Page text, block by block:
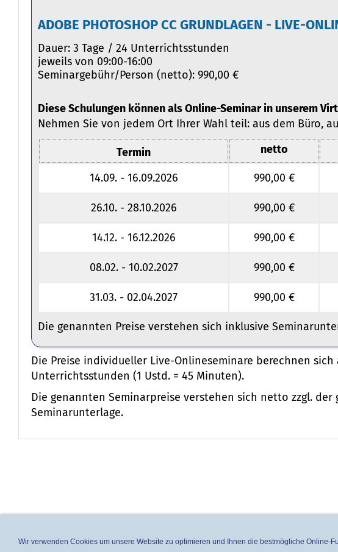
ADOBE PHOTOSHOP CC GRUNDLAGEN - LIVE-
Dauer: 3 Tage / 24 Unterrichtsstunden
jeweils von 09:00-16:00
Seminargebühr/Person (netto): 990,00 €
Diese Schulungen können als Online-Seminar in unserem
Nehmen Sie von jedem Ort Ihrer Wahl teil: aus dem Büro,
Termin netto
14.09. - 16.09.2026
990,00 €
26.10. - 28.10.2026 990,00 €
14.12. - 16.12.2026 990,00 €
08.02. - 10.02.2027 990,00 €
31.03. - 02.04.2027 990,00 €
Die genannten Preise verstehen sich inklusive
Die Preise individueller Live-Onlineseminare berechnen
Unterrichtsstunden (1 Ustd. = 45 Minuten).
Die genannten Seminarpreise verstehen sich netto zzgl.
Seminarunterlage.
Wir verwenden Cookies um unsere Website zu optimieren und Ihnen die bestmögliche Online-